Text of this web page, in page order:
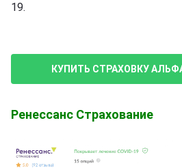
19.
КУПИТЬ СТРАХОВКУ
Ренессанс Страхование